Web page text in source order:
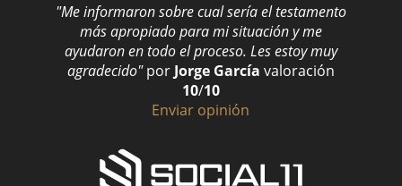
"Me informaron sobre cual sería el testamento
más apropiado para mi situación y me
ayudaron en todo el proceso. Les estoy muy
agradecido" por Jorge García valoración
10/10
Enviar opinión